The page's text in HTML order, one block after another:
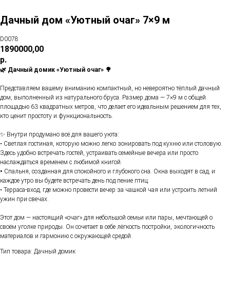
Дачный дом «Уютный очаг» 7×9 м
D0078
1890000,00
р.
🌿 Дачный домик «Уютный очаг» 🌳
Представляем вашему вниманию компактный, но невероятно тёплый дачный
дом, выполненный из натурального бруса. Размер дома — 7×9 м с общей
площадью 63 квадратных метров, что делает его идеальным решением для тех,
кто ценит простоту и функциональность.
✨ Внутри продумано всё для вашего уюта:
• Светлая гостиная, которую можно легко зонировать под кухню или столовую.
Здесь удобно встречать гостей, устраивать семейные вечера или просто
наслаждаться временем с любимой книгой.
• Спальня, созданная для спокойного и глубокого сна. Окна выходят в сад, и
каждое утро вы будете встречать день под пение птиц.
• Терраса-вход, где можно провести вечер за чашкой чая или устроить летний
ужин при свечах.
Этот дом — настоящий «очаг» для небольшой семьи или пары, мечтающей о
своём уголке природы. Он сочетает в себе лёгкость постройки, экологичность
материалов и гармонию с окружающей средой.
Тип товара: Дачный домик